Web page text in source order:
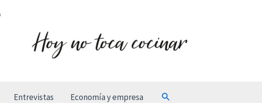
Entrevistas Economía y empresa Buscar